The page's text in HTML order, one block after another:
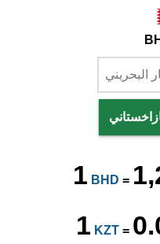
1 BHD =
1 KZT =